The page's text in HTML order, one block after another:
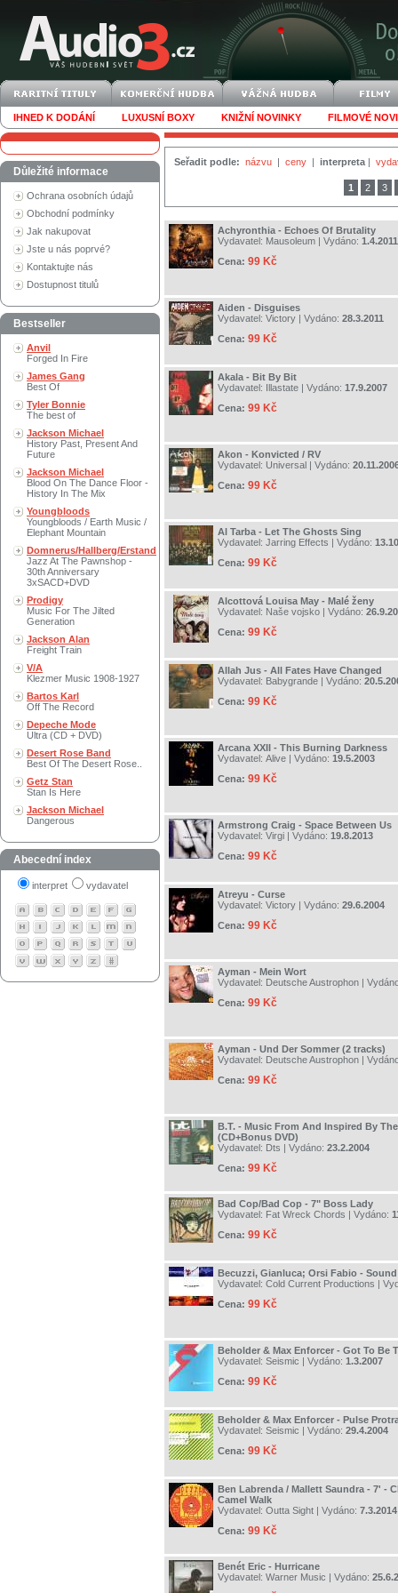
IHNED K DODÁNÍ LUXUSNÍ BOXY KNIŽNÍ NOVINKY FILMOVÉ
Důležité informace
Ochrana osobních údajů
Obchodní podmínky
Jak nakupovat
Jste u nás poprvé?
Kontaktujte nás
Dostupnost titulů
Bestseller
Anvil
Forged In Fire
James Gang
Best Of
Tyler Bonnie
The best of
Jackson Michael
History Past, Present And
Future
Jackson Michael
Blood On The Dance Floor -
History In The Mix
Youngbloods
Youngbloods / Earth Music /
Elephant Mountain
Domnerus/Hallberg/Erstand
Jazz At The Pawnshop -
30th Anniversary
3xSACD+DVD
Prodigy
Music For The Jilted
Generation
Jackson Alan
Freight Train
V/A
Klezmer Music 1908-1927
Bartos Karl
Off The Record
Depeche Mode
Ultra (CD + DVD)
Desert Rose Band
Best Of The Desert Rose..
Getz Stan
Stan Is Here
Jackson Michael
Dangerous
Abecední index
interpret vydavatel
Seřadit podle: názvu | ceny | interpreta |
1 2 3
Achyronthia - Echoes Of Brutality
Vydavatel: Mausoleum | Vydáno: 1.4.2011
Cena: 99 Kč
Aiden - Disguises
Vydavatel: Victory | Vydáno: 28.3.2011
Cena: 99 Kč
Akala - Bit By Bit
Vydavatel: Illastate | Vydáno: 17.9.2007
Cena: 99 Kč
Akon - Konvicted / RV
Vydavatel: Universal | Vydáno:
Cena: 99 Kč
Al Tarba - Let The Ghosts Sing
Vydavatel: Jarring Effects | Vydáno:
Cena: 99 Kč
Alcottová Louisa May - Malé ženy
Vydavatel: Naše vojsko | Vydáno:
Cena: 99 Kč
Allah Jus - All Fates Have Changed
Vydavatel: Babygrande | Vydáno:
Cena: 99 Kč
Arcana XXII - This Burning Darkness
Vydavatel: Alive | Vydáno: 19.5.2003
Cena: 99 Kč
Armstrong Craig - Space Between Us
Vydavatel: Virgi | Vydáno: 19.8.2013
Cena: 99 Kč
Atreyu - Curse
Vydavatel: Victory | Vydáno: 29.6.2004
Cena: 99 Kč
Ayman - Mein Wort
Vydavatel: Deutsche Austrophon |
Cena: 99 Kč
Ayman - Und Der Sommer (2 tracks)
Vydavatel: Deutsche Austrophon |
Cena: 99 Kč
B.T. - Music From And Inspired By
(CD+Bonus DVD)
Vydavatel: Dts | Vydáno: 23.2.2004
Cena: 99 Kč
Bad Cop/Bad Cop - 7" Boss Lady
Vydavatel: Fat Wreck Chords | Vydáno:
Cena: 99 Kč
Becuzzi, Gianluca; Orsi Fabio -
Vydavatel: Cold Current Productions |
Cena: 99 Kč
Beholder & Max Enforcer - Got To Be
Vydavatel: Seismic | Vydáno: 1.3.2007
Cena: 99 Kč
Beholder & Max Enforcer - Pulse
Vydavatel: Seismic | Vydáno: 29.4.2004
Cena: 99 Kč
Ben Labrenda / Mallett Saundra - 7' -
Camel Walk
Vydavatel: Outta Sight | Vydáno: 7.3.2014
Cena: 99 Kč
Benét Eric - Hurricane
Vydavatel: Warner Music | Vydáno: